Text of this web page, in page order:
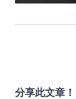
分享此文章！